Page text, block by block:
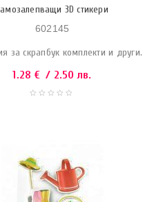
3D стикери
602145
за скрапбук комплекти и други.
1.28 € / 2.50 лв.